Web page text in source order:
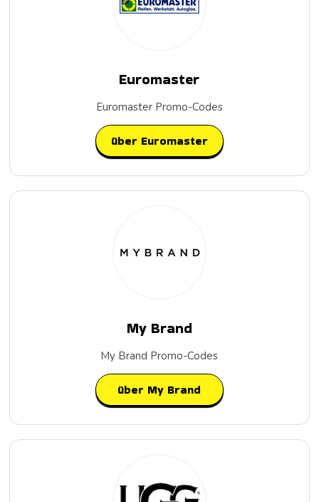
Euromaster
Euromaster Promo-Codes
über Euromaster
My Brand
My Brand Promo-Codes
über My Brand